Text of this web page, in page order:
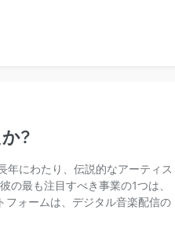
?
にわたり、伝説的なアーティス
の最も注目すべき事業の1つは、
ォームは、デジタル音楽配信の